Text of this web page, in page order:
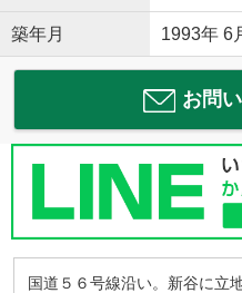
築年月 1993年 6
お問
国道５６号線沿い。新谷に立